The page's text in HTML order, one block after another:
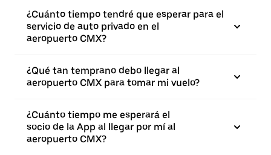
¿Cuánto tiempo tendré que esperar para el
servicio de auto privado en el
aeropuerto CMX?
¿Qué tan temprano debo llegar al
aeropuerto CMX para tomar mi vuelo?
¿Cuánto tiempo me esperará el
socio de la App al llegar por mí al
aeropuerto CMX?